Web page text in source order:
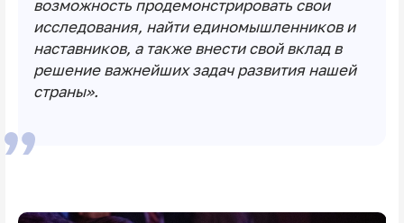
возможность продемонстрировать свои
исследования, найти единомышленников и
наставников, а также внести свой вклад в
решение важнейших задач развития нашей
страны».